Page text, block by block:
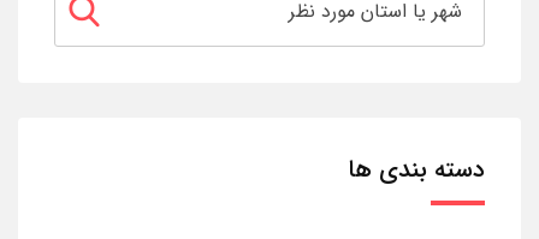
دسته بندی ها